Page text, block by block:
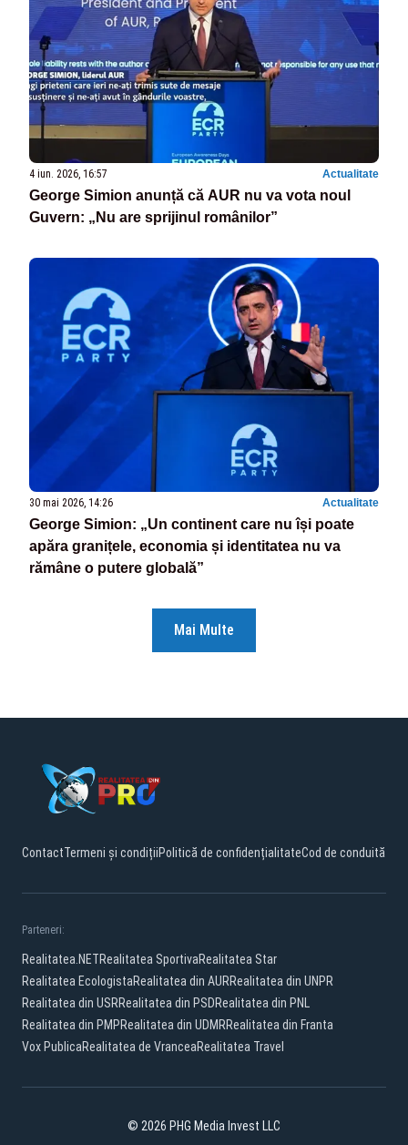
4 iun. 2026, 16:57 Actualitate
George Simion anunță că AUR nu va vota noul
Guvern: „Nu are sprijinul românilor”
30 mai 2026, 14:26 Actualitate
George Simion: „Un continent care nu își poate
apăra granițele, economia și identitatea nu va
rămâne o putere globală”
Mai Multe
ContactTermeni și condițiiPolitică de confidențialitateCod de conduită
Parteneri:
Realitatea.NETRealitatea SportivaRealitatea Star
Realitatea EcologistaRealitatea din AURRealitatea din UNPR
Realitatea din USRRealitatea din PSDRealitatea din PNL
Realitatea din PMPRealitatea din UDMRRealitatea din Franta
Vox PublicaRealitatea de VranceaRealitatea Travel
© 2026 PHG Media Invest LLC